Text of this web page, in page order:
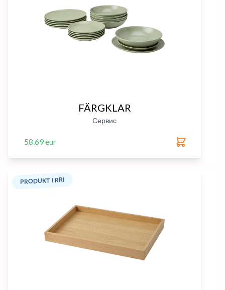
FÄRGKLAR
Сервис
58.69 eur
PRODUKT I RRI